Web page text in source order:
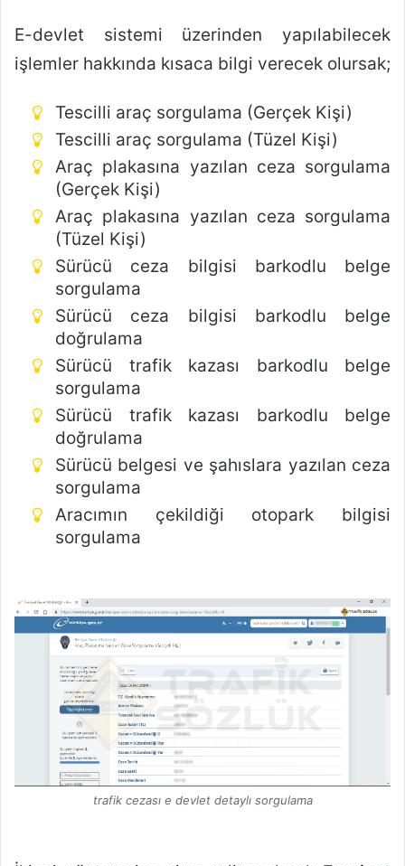
E-devlet sistemi üzerinden yapılabilecek
işlemler hakkında kısaca bilgi verecek olursak;
Tescilli araç sorgulama (Gerçek Kişi)
Tescilli araç sorgulama (Tüzel Kişi)
Araç plakasına yazılan ceza sorgulama
(Gerçek Kişi)
Araç plakasına yazılan ceza sorgulama
(Tüzel Kişi)
Sürücü ceza bilgisi barkodlu belge
sorgulama
Sürücü ceza bilgisi barkodlu belge
doğrulama
Sürücü trafik kazası barkodlu belge
sorgulama
Sürücü trafik kazası barkodlu belge
doğrulama
Sürücü belgesi ve şahıslara yazılan ceza
sorgulama
Aracımın çekildiği otopark bilgisi
sorgulama
trafik cezası e devlet detaylı sorgulama